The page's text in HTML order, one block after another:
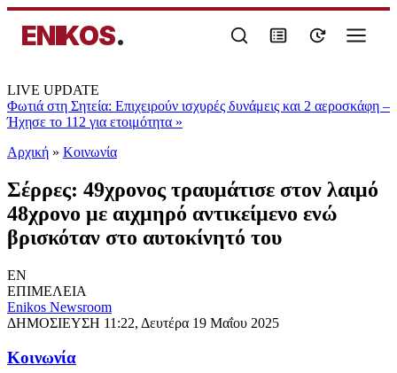
ENIKOS.
LIVE UPDATE
Φωτιά στη Σητεία: Επιχειρούν ισχυρές δυνάμεις και 2 αεροσκάφη –
Ήχησε το 112 για ετοιμότητα »
Αρχική » Κοινωνία
Σέρρες: 49χρονος τραυμάτισε στον λαιμό
48χρονο με αιχμηρό αντικείμενο ενώ
βρισκόταν στο αυτοκίνητό του
EN
ΕΠΙΜΕΛΕΙΑ
Enikos Newsroom
ΔΗΜΟΣΙΕΥΣΗ 11:22, Δευτέρα 19 Μαΐου 2025
Κοινωνία